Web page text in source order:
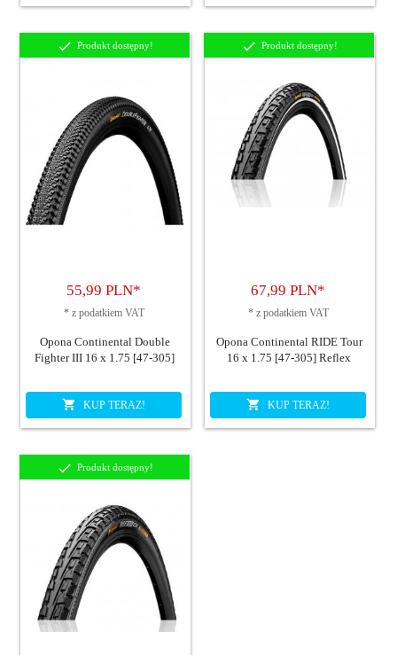
Produkt dostępny!
55,99 PLN*
* z podatkiem VAT
Opona Continental Double
Fighter III 16 x 1.75 [47-305]
KUP TERAZ!
Produkt dostępny!
67,99 PLN*
* z podatkiem VAT
Opona Continental RIDE Tour
16 x 1.75 [47-305] Reflex
KUP TERAZ!
Produkt dostępny!